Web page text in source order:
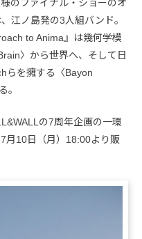
のファイナル・ショーのオ
江ノ島発の3人組バンド。
to Anima』は幾何学模
〉から世界へ、そして日
らを擁する〈Bayon
。
の7周年企画の一環
月10日（月）18:00より販